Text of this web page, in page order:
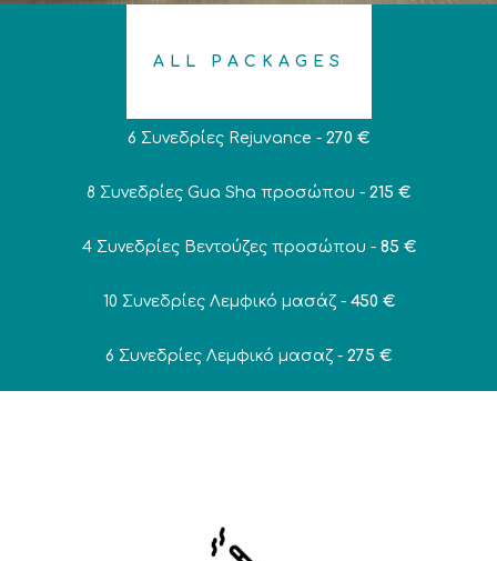
ALL PACKAGES
6 Συνεδρίες Rejuvance - 270 €
8 Συνεδρίες Gua Sha προσώπου - 215 €
4 Συνεδρίες Βεντούζες προσώπου - 85 €
10 Συνεδρίες Λεμφικό μασάζ - 450 €
6 Συνεδρίες Λεμφικό μασαζ - 275 €